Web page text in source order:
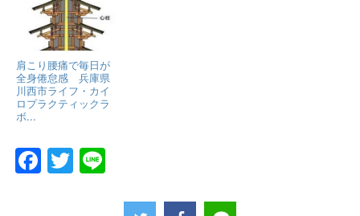
肩こり腰痛で毎日が
全身倦怠感 兵庫県
川西市ライフ・カイ
ロプラクティックラ
ボ...
F
T